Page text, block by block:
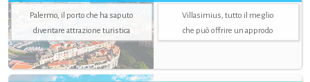
Palermo, il porto che ha saputo
diventare attrazione turistica
Villasimius, tutto il meglio
che può offrire un approdo